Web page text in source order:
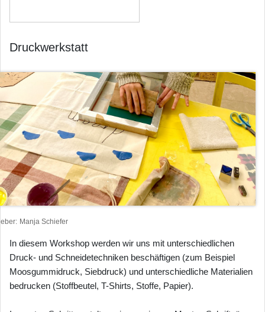
Druckwerkstatt
Manja Schiefer
In diesem Workshop werden wir uns mit unterschiedlichen
Druck- und Schneidetechniken beschäftigen (zum Beispiel
Moosgummidruck, Siebdruck) und unterschiedliche Materialien
bedrucken (Stoffbeutel, T-Shirts, Stoffe, Papier).